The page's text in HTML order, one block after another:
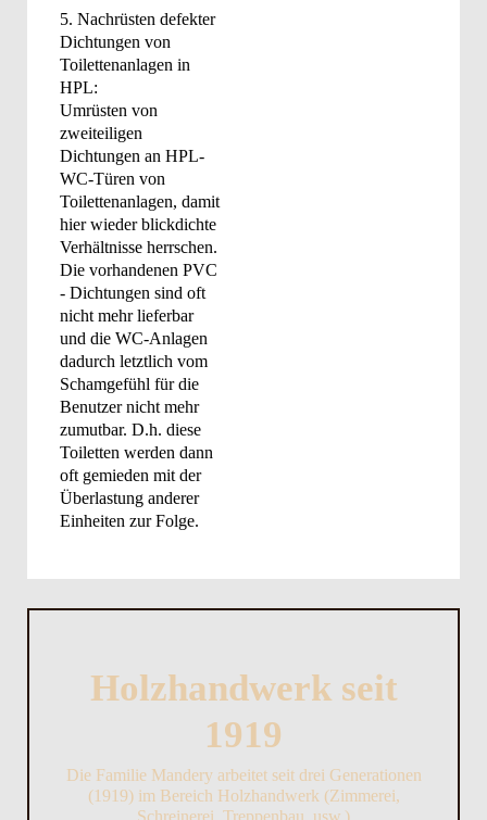
5. Nachrüsten defekter
Dichtungen von
Toilettenanlagen in
HPL:
Umrüsten von
zweiteiligen
Dichtungen an HPL-
WC-Türen von
Toilettenanlagen, damit
hier wieder blickdichte
Verhältnisse herrschen.
Die vorhandenen PVC
- Dichtungen sind oft
nicht mehr lieferbar
und die WC-Anlagen
dadurch letztlich vom
Schamgefühl für die
Benutzer nicht mehr
zumutbar. D.h. diese
Toiletten werden dann
oft gemieden mit der
Überlastung anderer
Einheiten zur Folge.
Holzhandwerk seit
1919
Die Familie Mandery arbeitet seit drei Generationen
(1919) im Bereich Holzhandwerk (Zimmerei,
Schreinerei, Treppenbau, usw.)